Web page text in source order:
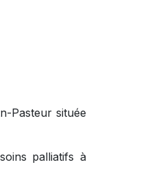
Pasteur située
palliatifs à